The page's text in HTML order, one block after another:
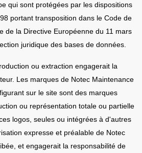
qui sont protégées par les dispositions
portant transposition dans le Code de
de la Directive Européenne du 11 mars
juridique des bases de données.
ou extraction engagerait la
Les marques de Notec Maintenance
sur le site sont des marques
ou représentation totale ou partielle
logos, seules ou intégrées à d'autres
expresse et préalable de Notec
et engagerait la responsabilité de